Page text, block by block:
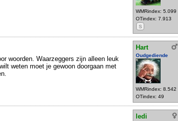
WMRindex: 5.099
OTindex: 7.913
S
Hart
Oudgediende
WMRindex: 8.542
OTindex: 49
woorden. Waarzeggers zijn alleen leuk
weten moet je gewoon doorgaan met
ledi